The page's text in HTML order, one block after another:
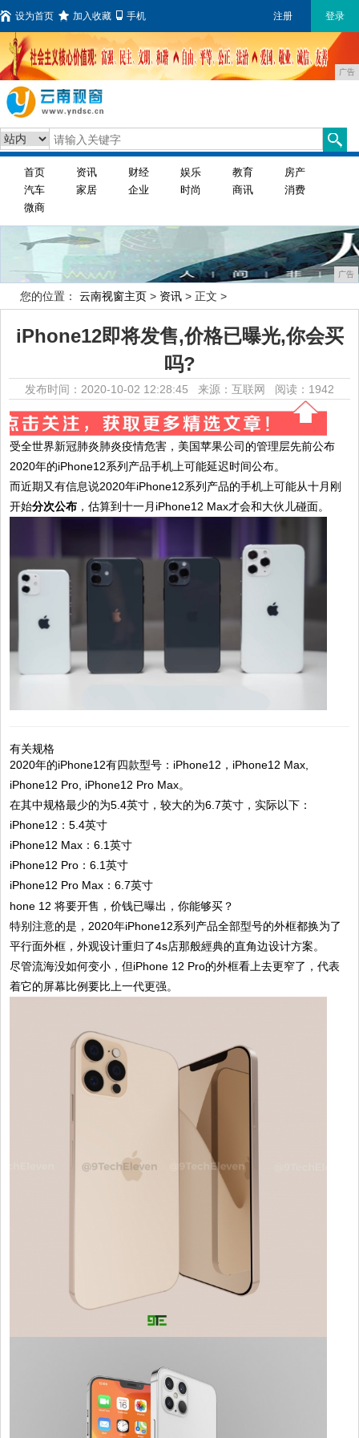
设为首页 加入收藏 手机 注册 登录
广告
首页 资讯 财经 娱乐 教育
房产
汽车
家居 企业 时尚 商讯
消费
微商
广告
您的位置： 云南视窗主页 > 资讯 > 正文 >
iPhone12即将发售,价格已曝光,你会买
吗?
发布时间：2020-10-02 12:28:45 来源：互联网 阅读：1942
受全世界新冠肺炎肺炎疫情危害，美国苹果公司的管理层先前公布
2020年的iPhone12系列产品手机上可能延迟时间公布。
而近期又有信息说2020年iPhone12系列产品的手机上可能从十月刚
开始分次公布 ，估算到十一月iPhone12 Max才会和大伙儿碰面。
有关规格
2020年的iPhone12有四款型号：iPhone12，iPhone12 Max,
iPhone12 Pro, iPhone12 Pro Max。
在其中规格最少的为5.4英寸，较大的为6.7英寸，实际以下：
iPhone12：5.4英寸
iPhone12 Max：6.1英寸
iPhone12 Pro：6.1英寸
iPhone12 Pro Max：6.7英寸
特别注意的是，2020年iPhone12系列产品全部型号的外框都换为了
平行面外框，外观设计重归了4s店那般經典的直角边设计方案。
尽管流海没如何变小，但iPhone 12 Pro的外框看上去更窄了，代表
着它的屏幕比例要比上一代更强。